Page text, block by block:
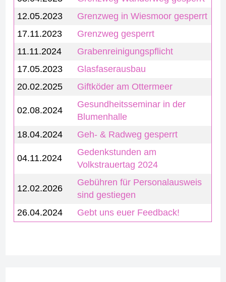
12.05.2023
Grenzweg in Wiesmoor gesperrt
17.11.2023
Grenzweg gesperrt
11.11.2024
Grabenreinigungspflicht
17.05.2023
Glasfaserausbau
20.02.2025
Giftköder am Ottermeer
02.08.2024
Gesundheitsseminar in der
Blumenhalle
18.04.2024
Geh- & Radweg gesperrt
04.11.2024
Gedenkstunden am
Volkstrauertag 2024
12.02.2026
Gebühren für Personalausweis
sind gestiegen
26.04.2024
Gebt uns euer Feedback!